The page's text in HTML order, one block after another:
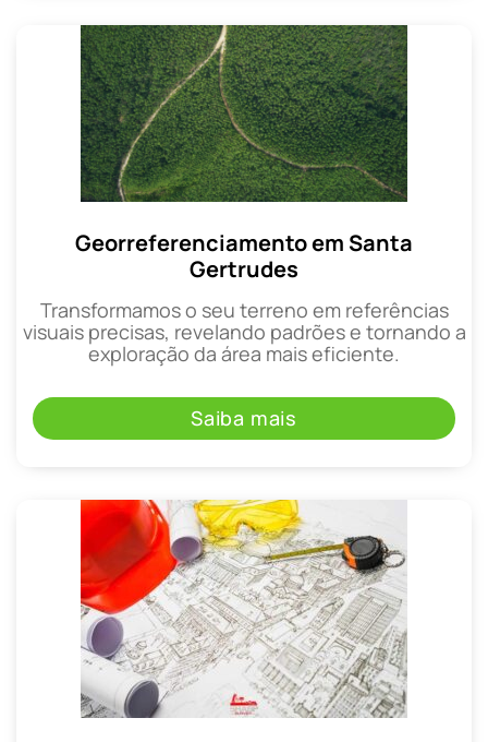
Georreferenciamento em Santa
Gertrudes
Transformamos o seu terreno em referências
visuais precisas, revelando padrões e tornando a
exploração da área mais eficiente.
Saiba mais